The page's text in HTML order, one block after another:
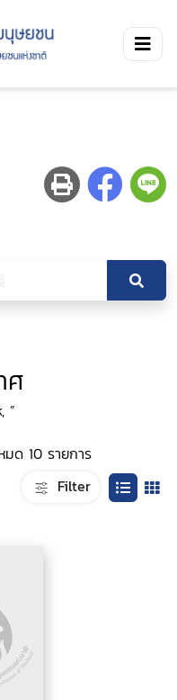
ศ
”
ด 10 รายการ
Filter